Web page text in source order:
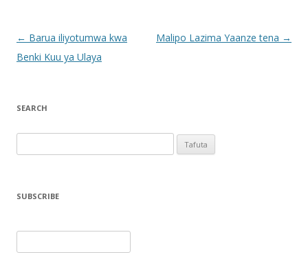
Post navigation
← Barua iliyotumwa kwa
Benki Kuu ya Ulaya
Malipo Lazima Yaanze tena →
SEARCH
kwa:
SUBSCRIBE